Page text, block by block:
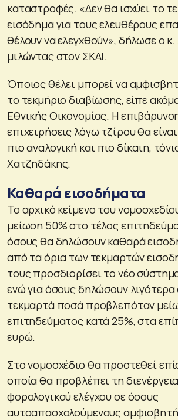
καταστροφές. «Δεν θα ισχύει το
εισόδημα για τους ελευθέρους
θέλουν να ελεγχθούν», δήλωσε ο
μιλώντας στον ΣΚΑΙ.
Όποιος θέλει μπορεί να
το τεκμήριο διαβίωσης, είπε
Εθνικής Οικονομίας. Η
επιχειρήσεις λόγω τζίρου θα
πιο αναλογική και πιο δίκαιη,
Χατζηδάκης.
Καθαρά εισοδήματα
Το αρχικό κείμενο του
μείωση 50% στο τέλος
όσους θα δηλώσουν καθαρά
από τα όρια των τεκμαρτών
τους προσδιορίσει το νέο
ενώ για όσους δηλώσουν
τεκμαρτά ποσά προβλεπόταν
επιτηδεύματος κατά 25%, στα
ευρώ.
Στο νομοσχέδιο θα προστεθεί
οποία θα προβλέπει τη
φορολογικού ελέγχου σε όσους
αυτοαπασχολούμενους